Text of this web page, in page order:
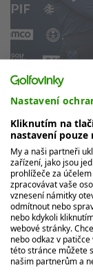
Týmová
jedničku, v
nejhorší
Golfistka Sára
velký úspěch.
Kibsgaard
MOHLO
Nastavení
Kliknutím na
nastavení
My a naši partneři
zařízení, jako jsou
prohlížeče za
zpracovávat vaše
vznesení námitky
odmítnout nebo
nebo kdykoli
webové stránky.
nebo odkaz v
této stránce můžete
našim partnerům a